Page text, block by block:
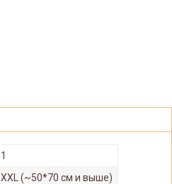
1
XXL (~50*70 см и выше)